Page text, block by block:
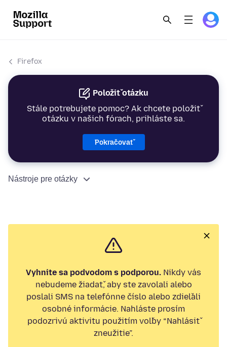
Firefox
Položiť otázku
Stále potrebujete pomoc? Ak chcete položiť
otázku v našich fórach, prihláste sa.
Pokračovať
Nástroje pre otázky
Vyhnite sa podvodom s podporou. Nikdy vás
nebudeme žiadať, aby ste zavolali alebo
poslali SMS na telefónne číslo alebo zdieľali
osobné informácie. Nahláste prosím
podozrivú aktivitu použitím voľby “Nahlásiť
zneužitie”.